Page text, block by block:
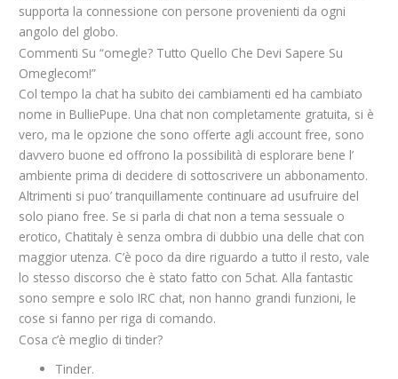
supporta la connessione con persone provenienti da ogni
angolo del globo.
Commenti Su “omegle? Tutto Quello Che Devi Sapere Su
Omeglecom!”
Col tempo la chat ha subito dei cambiamenti ed ha cambiato
nome in BulliePupe. Una chat non completamente gratuita, si è
vero, ma le opzione che sono offerte agli account free, sono
davvero buone ed offrono la possibilità di esplorare bene l’
ambiente prima di decidere di sottoscrivere un abbonamento.
Altrimenti si puo’ tranquillamente continuare ad usufruire del
solo piano free. Se si parla di chat non a tema sessuale o
erotico, Chatitaly è senza ombra di dubbio una delle chat con
maggior utenza. C’è poco da dire riguardo a tutto il resto, vale
lo stesso discorso che è stato fatto con 5chat. Alla fantastic
sono sempre e solo IRC chat, non hanno grandi funzioni, le
cose si fanno per riga di comando.
Cosa c’è meglio di tinder?
Tinder.